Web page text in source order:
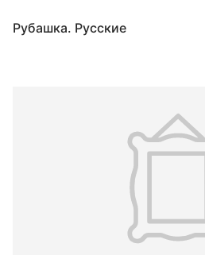
Рубашка. Русские